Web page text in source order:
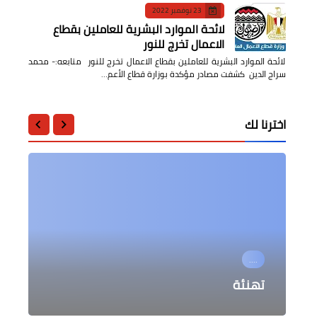
23 نوفمبر 2022
لائحة الموارد البشرية للعاملين بقطاع
الاعمال تخرج للنور
لائحة الموارد البشرية للعاملين بقطاع الاعمال تخرج للنور متابعه:- محمد
سراج الدين كشفت مصادر مؤكدة بوزارة قطاع الأعم…
اخترنا لك
....
تهنئة
الرياضة
محمد قاسم ينضم الى النصر السعودي
انسحاب قوات التحالف من العراق و
العودة إلي قواعدها بالكويت
فيلم تامر حسنى الجديد " مش أنا " يحطم
الأرقام القياسية بالسينما
منوعات
تهنئة